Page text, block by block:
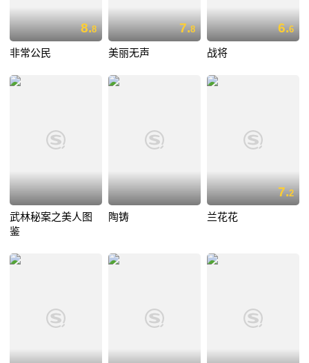
8.8
非常公民
7.8
美丽无声
6.6
战将
武林秘案之美人图
鉴
陶铸
7.2
兰花花